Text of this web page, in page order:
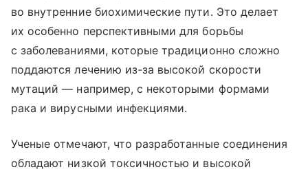
во внутренние биохимические пути. Это делает
их особенно перспективными для борьбы
с заболеваниями, которые традиционно сложно
поддаются лечению из-за высокой скорости
мутаций — например, с некоторыми формами
рака и вирусными инфекциями.
Ученые отмечают, что разработанные соединения
обладают низкой токсичностью и высокой